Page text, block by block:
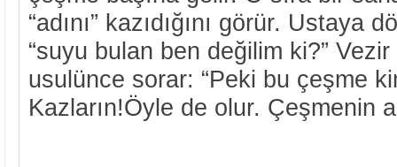
“adını” kazıdığını görür. Ustaya
“suyu bulan ben değilim ki?”
usulünce sorar: “Peki bu çeşme
Kazların!Öyle de olur. Çeşmenin